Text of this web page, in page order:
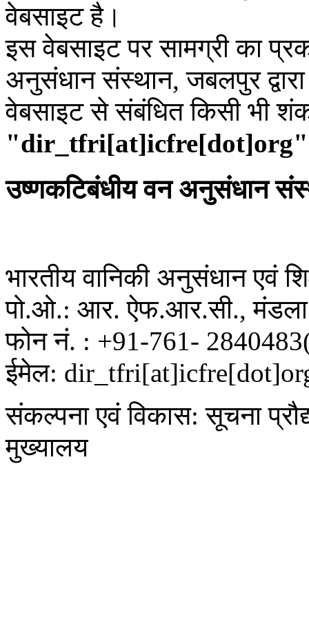
वेबसाइट है।
इस वेबसाइट पर सामग्री का
अनुसंधान संस्थान, जबलपुर
वेबसाइट से संबंधित किसी भी
"dir_tfri[at]icfre[dot]org"
उष्णकटिबंधीय वन अनुसंधान
भारतीय वानिकी अनुसंधान एवं
पो.ओ.: आर. ऐफ.आर.सी., मंडला
फोन नं. : +91-761-
ईमेल:
संकल्पना एवं विकास: सूचना
मुख्यालय